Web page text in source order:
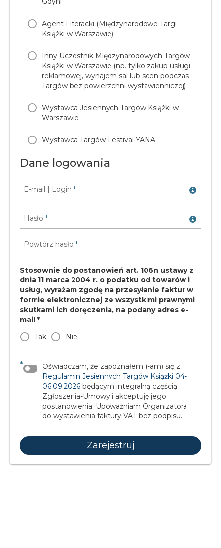
Agent Literacki (Międzynarodowe Targi
Książki w Warszawie)
Inny Uczestnik Międzynarodowych Targów
Książki w Warszawie (np. tylko zakup usługi
reklamowej, wynajem sal lub scen podczas
Targów bez powierzchni wystawienniczej)
Wystawca Jesiennych Targów Książki w
Warszawie
Wystawca Targów Festival YANA
Dane logowania
E-mail | Login *
Hasło *
Powtórz hasło *
Stosownie do postanowień art. 106n ustawy z
dnia 11 marca 2004 r. o podatku od towarów i
usług, wyrażam zgodę na przesyłanie faktur w
formie elektronicznej ze wszystkimi prawnymi
skutkami ich doręczenia, na podany adres e-
mail *
Tak
Nie
*
Oświadczam, że zapoznałem (-am) się z
Regulamin Jesiennych Targów Książki 04-
06.09.2026 będącym integralną częścią
Zgłoszenia-Umowy i akceptuję jego
postanowienia. Upoważniam Organizatora
do wystawienia faktury VAT bez podpisu.